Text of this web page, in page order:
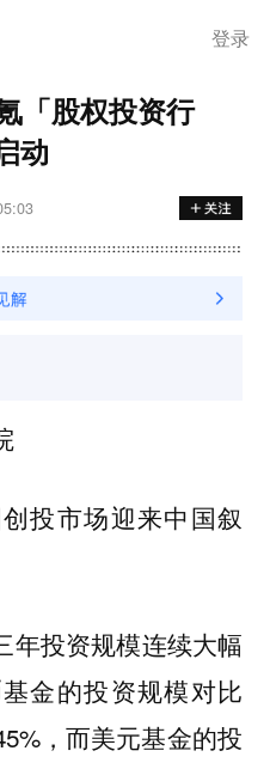
登录
「股权投资行
动
投市场迎来中国叙
年投资规模连续大幅
金的投资规模对比
，而美元基金的投